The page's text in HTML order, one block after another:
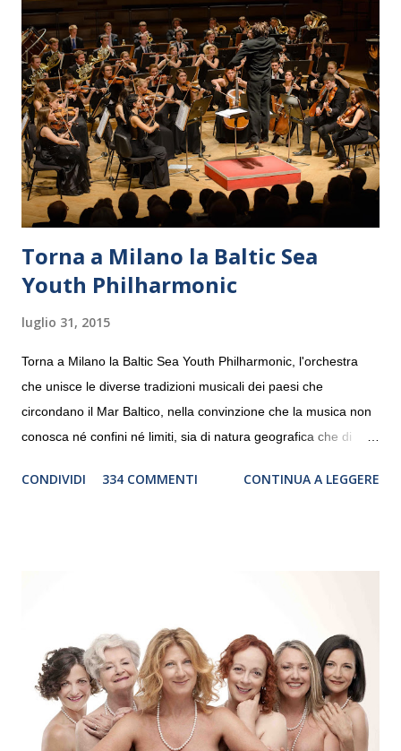
Torna a Milano la Baltic Sea
Youth Philharmonic
luglio 31, 2015
Torna a Milano la Baltic Sea Youth Philharmonic, l'orchestra
che unisce le diverse tradizioni musicali dei paesi che
circondano il Mar Baltico, nella convinzione che la musica non
conosca né confini né limiti, sia di natura geografica che di
debutterà il 10 settembre a Heiden, in Germania, e toccherà, in
“Settembre dell’Accademia” dove si esibirà per il secondo anno
consecutivo. Il pubblico milanese avrà il piacere di applaudire i
giovani artisti della Baltic Sea Youth Philharmonic per la quarta
volta. L’orchestra, fondata nel 2008 da Kristjan Järvi (affiancato
da un prestigioso consiglio di consulent...
CONDIVIDI 334 COMMENTI CONTINUA A LEGGERE